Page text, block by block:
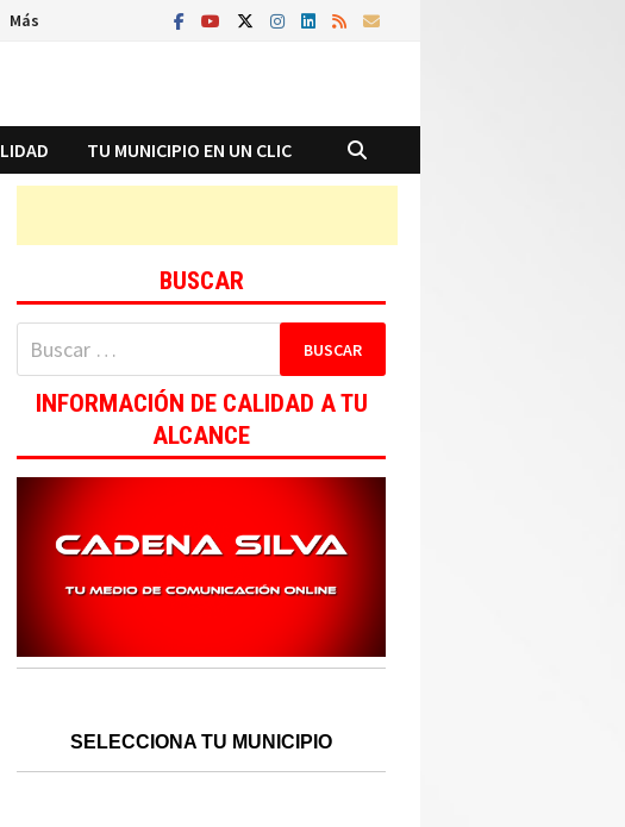
Más
TU MUNICIPIO EN UN CLIC
BUSCAR
Buscar:
INFORMACIÓN DE CALIDAD A TU
ALCANCE
SELECCIONA TU MUNICIPIO